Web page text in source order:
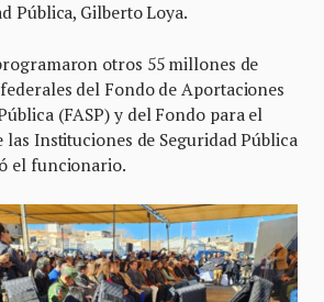
Pública, Gilberto Loya.
otros 55 millones de
del Fondo de Aportaciones
(FASP) y del Fondo para el
Instituciones de Seguridad Pública
el funcionario.